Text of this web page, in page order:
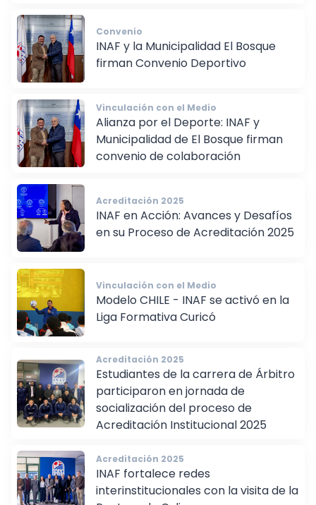
Convenio
INAF y la Municipalidad El Bosque
firman Convenio Deportivo
Vinculación con el Medio
Alianza por el Deporte: INAF y
Municipalidad de El Bosque firman
Acreditación 2025
INAF en Acción: Avances y Desafíos
Vinculación con el Medio
Modelo CHILE - INAF se activó en la
Liga Formativa Curicó
Acreditación 2025
Estudiantes de la carrera de Árbitro
participaron en jornada de
socialización del proceso de
Acreditación 2025
INAF fortalece redes
interinstitucionales con la visita de la